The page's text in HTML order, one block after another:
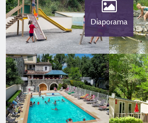
Diaporama